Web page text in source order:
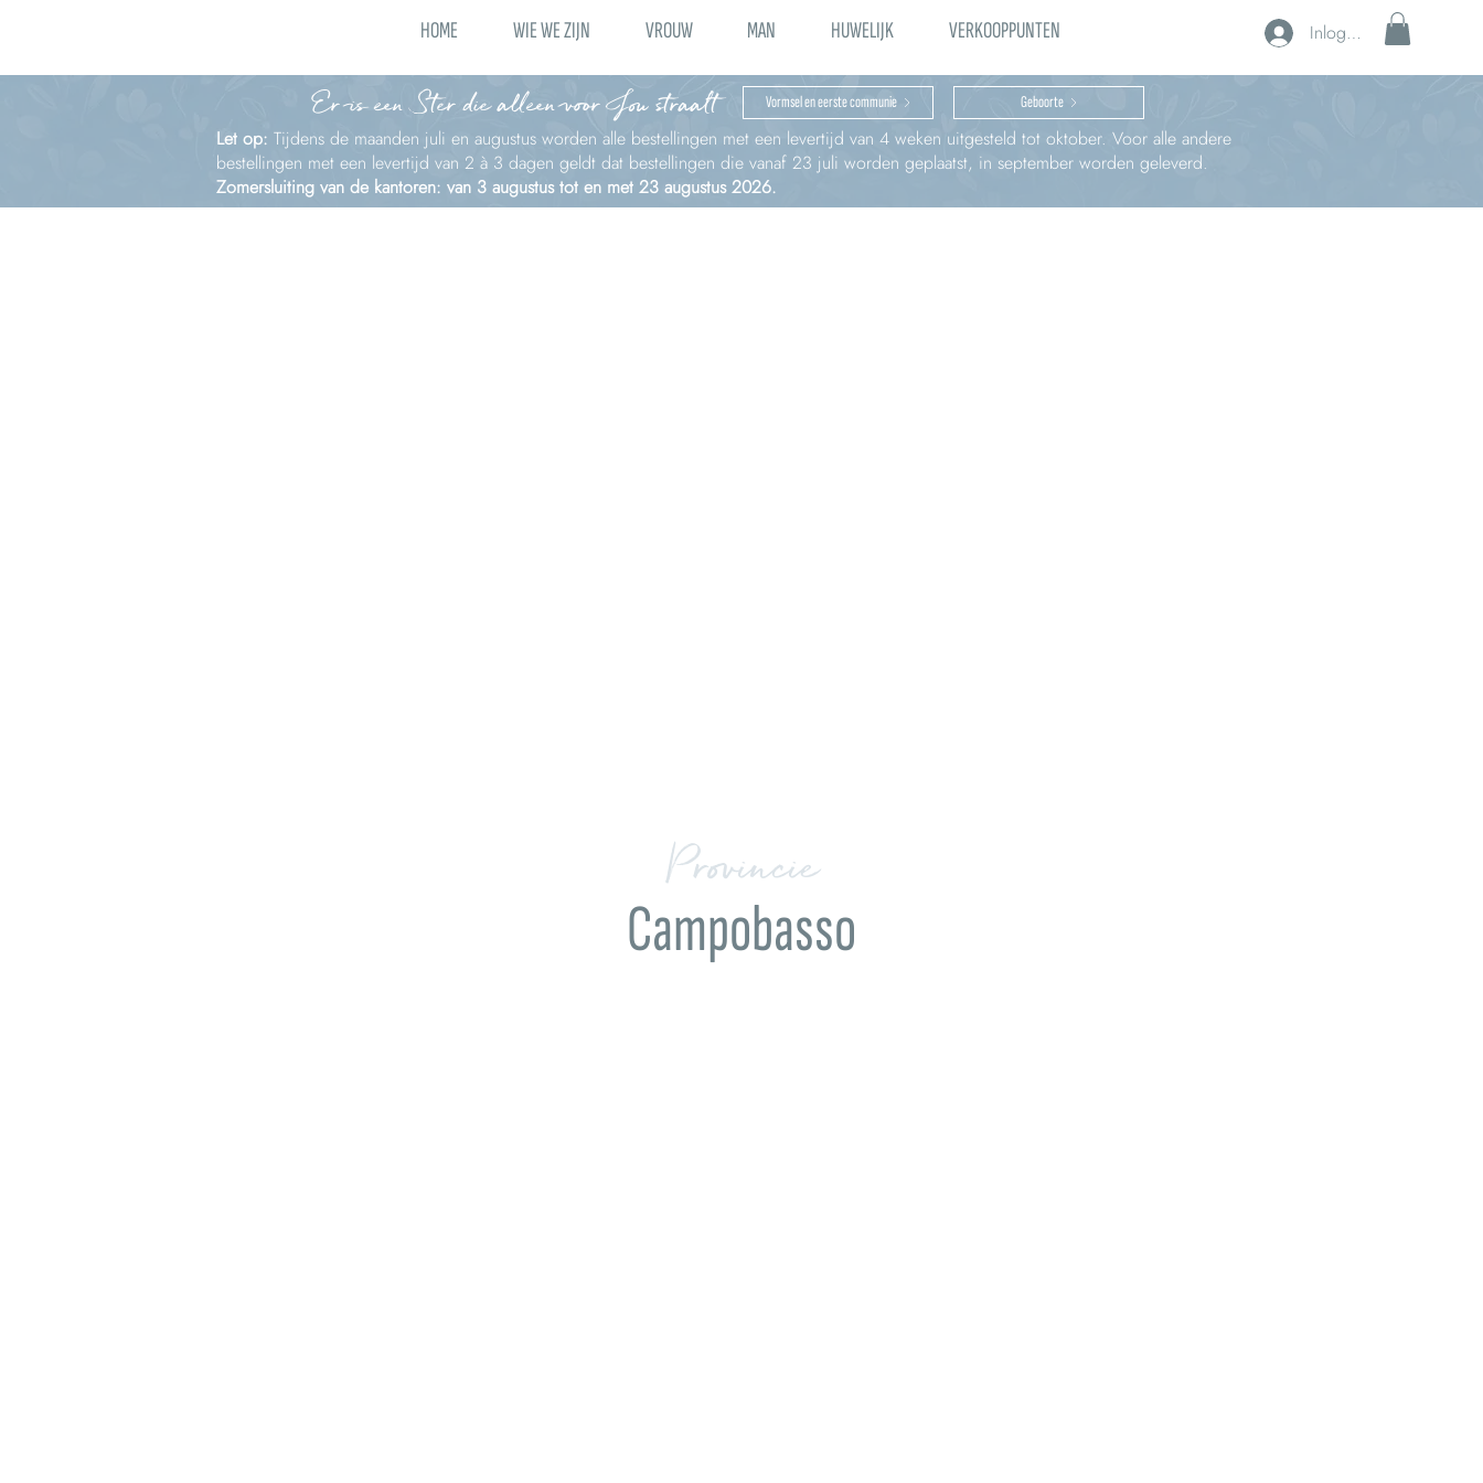
HOME WIE WE ZIJN VROUW MAN HUWELIJK VERKOOPPUNTEN Inloggen
Er is een Ster die alleen voor Jou straalt Vormsel en eerste communie Geboorte
Let op: Tijdens de maanden juli en augustus worden alle bestellingen met een levertijd van 4 weken uitgesteld tot oktober. Voor alle andere
bestellingen met een levertijd van 2 à 3 dagen geldt dat bestellingen die vanaf 23 juli worden geplaatst, in september worden geleverd.
Zomersluiting van de kantoren: van 3 augustus tot en met 23 augustus 2026.
Provincie
Campobasso